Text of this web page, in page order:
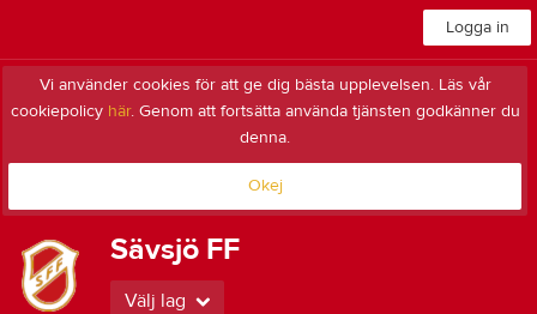
Logga in
Vi använder cookies för att ge dig bästa upplevelsen. Läs vår
cookiepolicy här. Genom att fortsätta använda tjänsten godkänner du
denna.
Okej
Sävsjö FF
Välj lag